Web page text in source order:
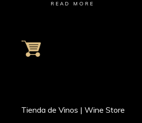
READ MORE
Tienda de Vinos | Wine Store